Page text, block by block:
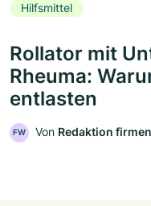
Hilfsmittel
Rollator mit
Rheuma:
entlasten
FW Von Redaktion